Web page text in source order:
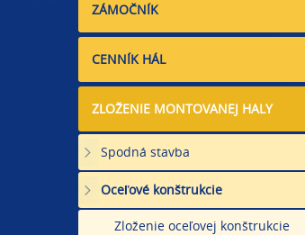
ZÁMOČNÍK
CENNÍK HÁL
ZLOŽENIE MONTOVANEJ HALY
Spodná stavba
Oceľové konštrukcie
Zloženie oceľovej konštrukcie